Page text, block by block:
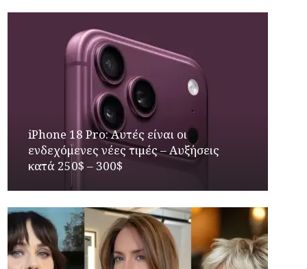
iPhone 18 Pro: Αυτές είναι οι
ενδεχόμενες νέες τιμές – Αυξήσεις
κατά 250$ – 300$